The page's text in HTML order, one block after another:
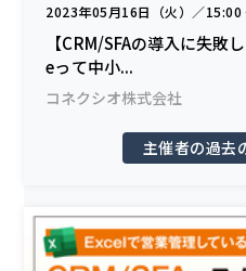
2023年05月16日（火）／15:00
【CRM/SFAの導入に失
eって中小...
コネクシオ株式会社
主催者の過去